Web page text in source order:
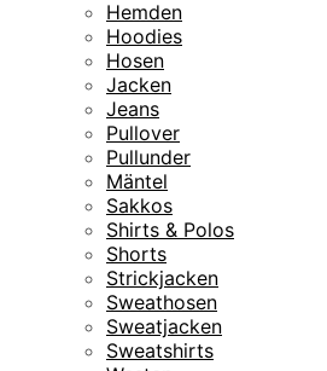
Hemden
Hoodies
Hosen
Jacken
Jeans
Pullover
Pullunder
Mäntel
Sakkos
Shirts & Polos
Shorts
Strickjacken
Sweathosen
Sweatjacken
Sweatshirts